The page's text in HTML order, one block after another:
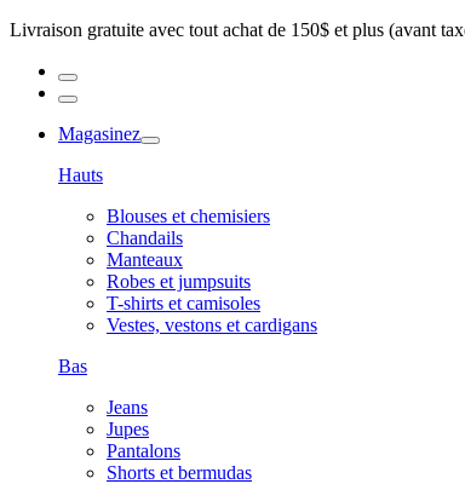
Livraison gratuite avec tout achat de 150$ et plus (avant
Magasinez
Hauts
Blouses et chemisiers
Chandails
Manteaux
Robes et jumpsuits
T-shirts et camisoles
Vestes, vestons et cardigans
Bas
Jeans
Jupes
Pantalons
Shorts et bermudas